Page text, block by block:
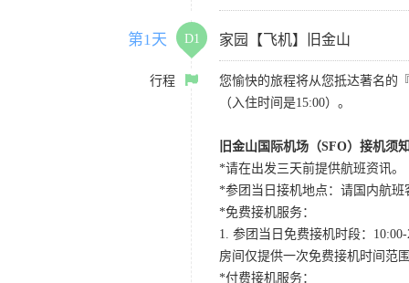
第1天 D1 家园【飞机】旧金山
行程
您愉快的旅程将从您抵达著名的
（入住时间是15:00）。
旧金山国际机场（SFO）接机须
*请在出发三天前提供航班资讯。
*参团当日接机地点：请国内航班
*免费接机服务：
1. 参团当日免费接机时段：
房间仅提供一次免费接机时间范
*付费接机服务：